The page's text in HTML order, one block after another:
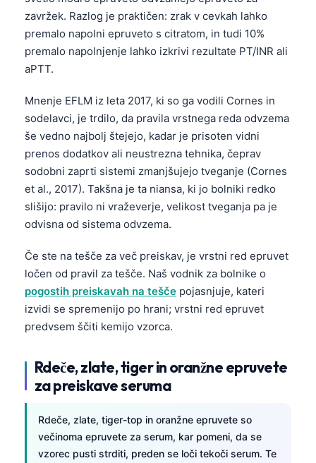
zavržek. Razlog je praktičen: zrak v cevkah lahko
premalo napolni epruveto s citratom, in tudi 10%
premalo napolnjenje lahko izkrivi rezultate PT/INR ali
aPTT.
Mnenje EFLM iz leta 2017, ki so ga vodili Cornes in
sodelavci, je trdilo, da pravila vrstnega reda odvzema
še vedno najbolj štejejo, kadar je prisoten vidni
prenos dodatkov ali neustrezna tehnika, čeprav
sodobni zaprti sistemi zmanjšujejo tveganje (Cornes
et al., 2017). Takšna je ta niansa, ki jo bolniki redko
slišijo: pravilo ni vraževerje, velikost tveganja pa je
odvisna od sistema odvzema.
Če ste na tešče za več preiskav, je vrstni red epruvet
ločen od pravil za tešče. Naš vodnik za bolnike o
pogostih preiskavah na tešče pojasnjuje, kateri
izvidi se spremenijo po hrani; vrstni red epruvet
predvsem ščiti kemijo vzorca.
Rdeče, zlate, tiger in oranžne epruvete
za preiskave seruma
Rdeče, zlate, tiger-top in oranžne epruvete so
večinoma epruvete za serum, kar pomeni, da se
vzorec pusti strditi, preden se loči tekoči serum. Te